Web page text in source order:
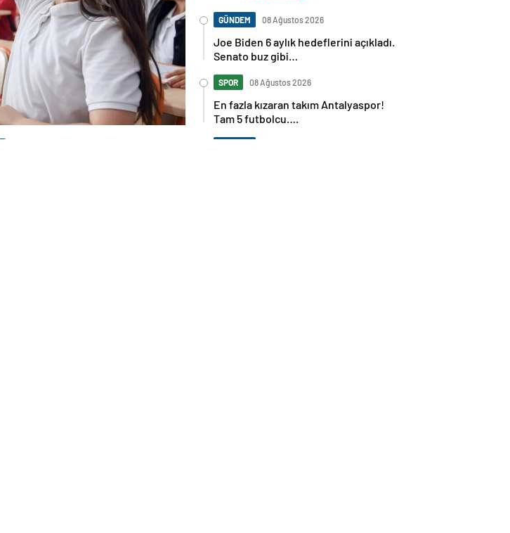
GÜNDEM 08 Ağustos 2026
Joe Biden 6 aylık hedeflerini açıkladı.
Senato buz gibi…
SPOR 08 Ağustos 2026
En fazla kızaran takım Antalyaspor!
Tam 5 futbolcu….